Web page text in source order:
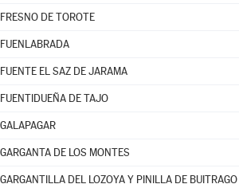
FRESNO DE TOROTE
FUENLABRADA
FUENTE EL SAZ DE JARAMA
FUENTIDUEÑA DE TAJO
GALAPAGAR
GARGANTA DE LOS MONTES
GARGANTILLA DEL LOZOYA Y PINILLA DE BUITRAGO